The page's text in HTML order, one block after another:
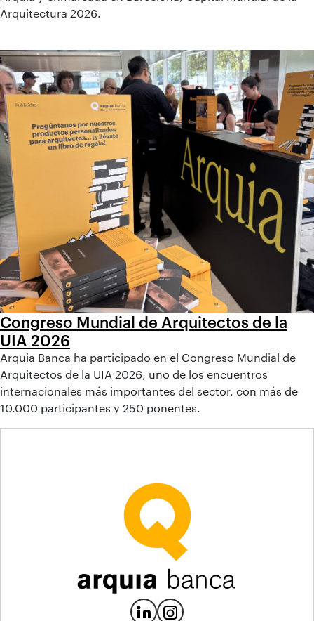
Arquitectura 2026.
Congreso Mundial de Arquitectos de la
UIA 2026
Arquia Banca ha participado en el Congreso Mundial de
Arquitectos de la UIA 2026, uno de los encuentros
internacionales más importantes del sector, con más de
10.000 participantes y 250 ponentes.